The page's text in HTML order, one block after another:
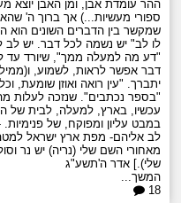
ההר עומדת אבן, ומן האבן יוצא
ספורי מעשיות...) אך ברוך ה'
שמקשר בין הדברים השונים הוא
לו לב" יש נשמה לכל דבר. יש
"דע מה למעלה ממך", שיורד עד
דבר אפשר לראות, לשמוע,
יתברך. "עין רואה ואוזן שומעת,
"בספר נכתבים". שנזכה לעלות
עכשיו, בארץ, למעלה, לבית של
במבט עליון ומפוקח, של
לב אליהם- מפת ארץ ישראל
מאחורי השם שלי (נריה) יש נר
שלי).] אדר ה'תשע"ג
המשך...
18